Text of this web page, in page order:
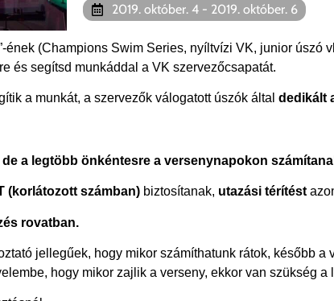
2019. október. 4 - 2019. október. 6
(Champions Swim Series, nyíltvízi VK, junior úszó
és segítsd munkáddal a VK szervezőcsapatát.
a munkát, a szervezők válogatott úszók által dedikált
a legtöbb önkéntesre a versenynapokon
(korlátozott számban) biztosítanak, utazási térítést
rovatban.
jellegűek, hogy mikor számíthatunk rátok, később a
hogy mikor zajlik a verseny, ekkor van szükség a